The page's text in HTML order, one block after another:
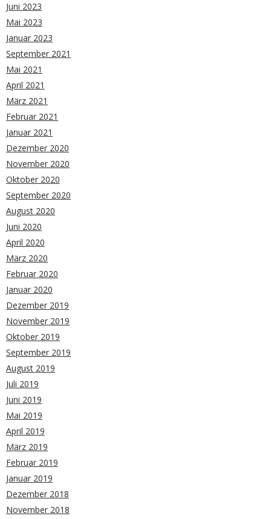
Juni 2023
Mai 2023
Januar 2023
September 2021
Mai 2021
April 2021
März 2021
Februar 2021
Januar 2021
Dezember 2020
November 2020
Oktober 2020
September 2020
August 2020
Juni 2020
April 2020
März 2020
Februar 2020
Januar 2020
Dezember 2019
November 2019
Oktober 2019
September 2019
August 2019
Juli 2019
Juni 2019
Mai 2019
April 2019
März 2019
Februar 2019
Januar 2019
Dezember 2018
November 2018